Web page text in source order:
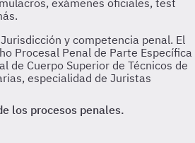
y competencia penal. El
Procesal Penal de Parte Específica
de Cuerpo Superior de Técnicos de
especialidad de Juristas
los procesos penales.